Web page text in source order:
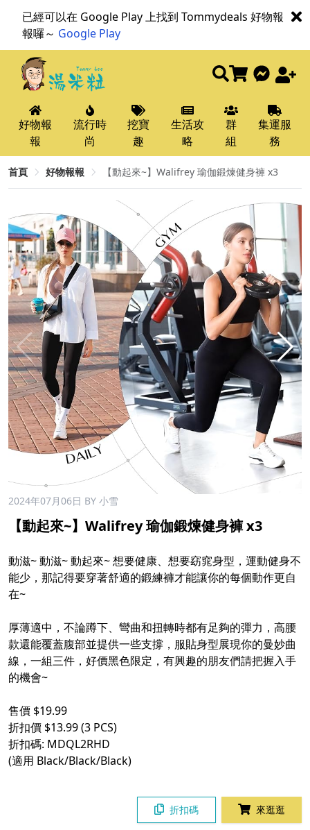
已經可以在 Google Play 上找到 Tommydeals 好物報
報囉～ Google Play
好物報
報
流行時
尚
挖寶
趣
生活攻
略
群
組
集運服
務
首頁 好物報報 【動起來~】Walifrey 瑜伽鍛煉健身褲 x3
2024年07月06日 BY 小雪
【動起來~】Walifrey 瑜伽鍛煉健身褲 x3
動滋~ 動滋~ 動起來~ 想要健康、想要窈窕身型，運動健身不
能少，那記得要穿著舒適的鍛練褲才能讓你的每個動作更自
在~
厚薄適中，不論蹲下、彎曲和扭轉時都有足夠的彈力，高腰
款還能覆蓋腹部並提供一些支撐，服貼身型展現你的曼妙曲
線，一組三件，好價黑色限定，有興趣的朋友們請把握入手
的機會~
售價 $19.99
折扣價 $13.99 (3 PCS)
折扣碼: MDQL2RHD
(適用 Black/Black/Black)
折扣碼 來逛逛